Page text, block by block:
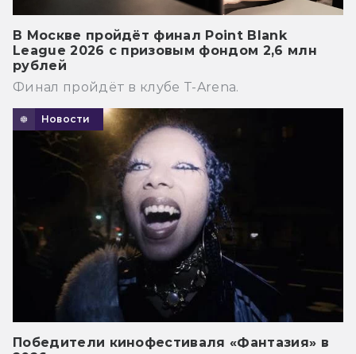
В Москве пройдёт финал Point Blank
League 2026 с призовым фондом 2,6 млн
рублей
Финал пройдёт в клубе T-Arena.
Новости
Победители кинофестиваля «Фантазия» в